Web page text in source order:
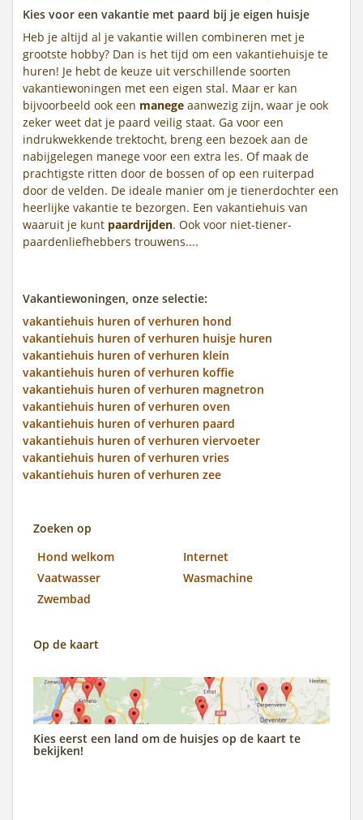
Kies voor een vakantie met paard bij je eigen huisje
Heb je altijd al je vakantie willen combineren met je
grootste hobby? Dan is het tijd om een vakantiehuisje te
huren! Je hebt de keuze uit verschillende soorten
vakantiewoningen met een eigen stal. Maar er kan
bijvoorbeeld ook een manege aanwezig zijn, waar je ook
zeker weet dat je paard veilig staat. Ga voor een
indrukwekkende trektocht, breng een bezoek aan de
nabijgelegen manege voor een extra les. Of maak de
prachtigste ritten door de bossen of op een ruiterpad
door de velden. De ideale manier om je tienerdochter een
heerlijke vakantie te bezorgen. Een vakantiehuis van
waaruit je kunt paardrijden. Ook voor niet-tiener-
paardenliefhebbers trouwens....
Vakantiewoningen, onze selectie:
vakantiehuis huren of verhuren hond
vakantiehuis huren of verhuren huisje huren
vakantiehuis huren of verhuren klein
vakantiehuis huren of verhuren koffie
vakantiehuis huren of verhuren magnetron
vakantiehuis huren of verhuren oven
vakantiehuis huren of verhuren paard
vakantiehuis huren of verhuren viervoeter
vakantiehuis huren of verhuren vries
vakantiehuis huren of verhuren zee
Zoeken op
Hond welkom
Internet
Vaatwasser
Wasmachine
Zwembad
Op de kaart
Kies eerst een land om de huisjes op de kaart te
bekijken!